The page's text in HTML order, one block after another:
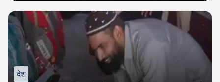
देश